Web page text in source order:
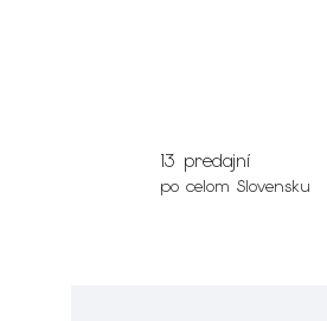
13 predajní
po celom Slovensku